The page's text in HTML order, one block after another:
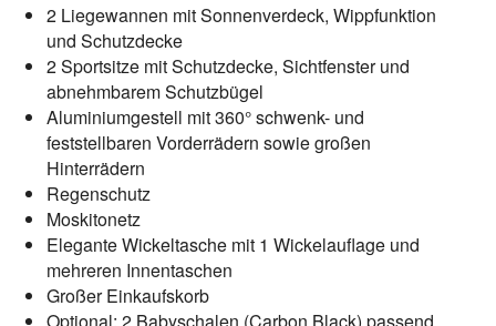
2 Liegewannen mit Sonnenverdeck, Wippfunktion
und Schutzdecke
2 Sportsitze mit Schutzdecke, Sichtfenster und
abnehmbarem Schutzbügel
Aluminiumgestell mit 360° schwenk- und
feststellbaren Vorderrädern sowie großen
Hinterrädern
Regenschutz
Moskitonetz
Elegante Wickeltasche mit 1 Wickelauflage und
mehreren Innentaschen
Großer Einkaufskorb